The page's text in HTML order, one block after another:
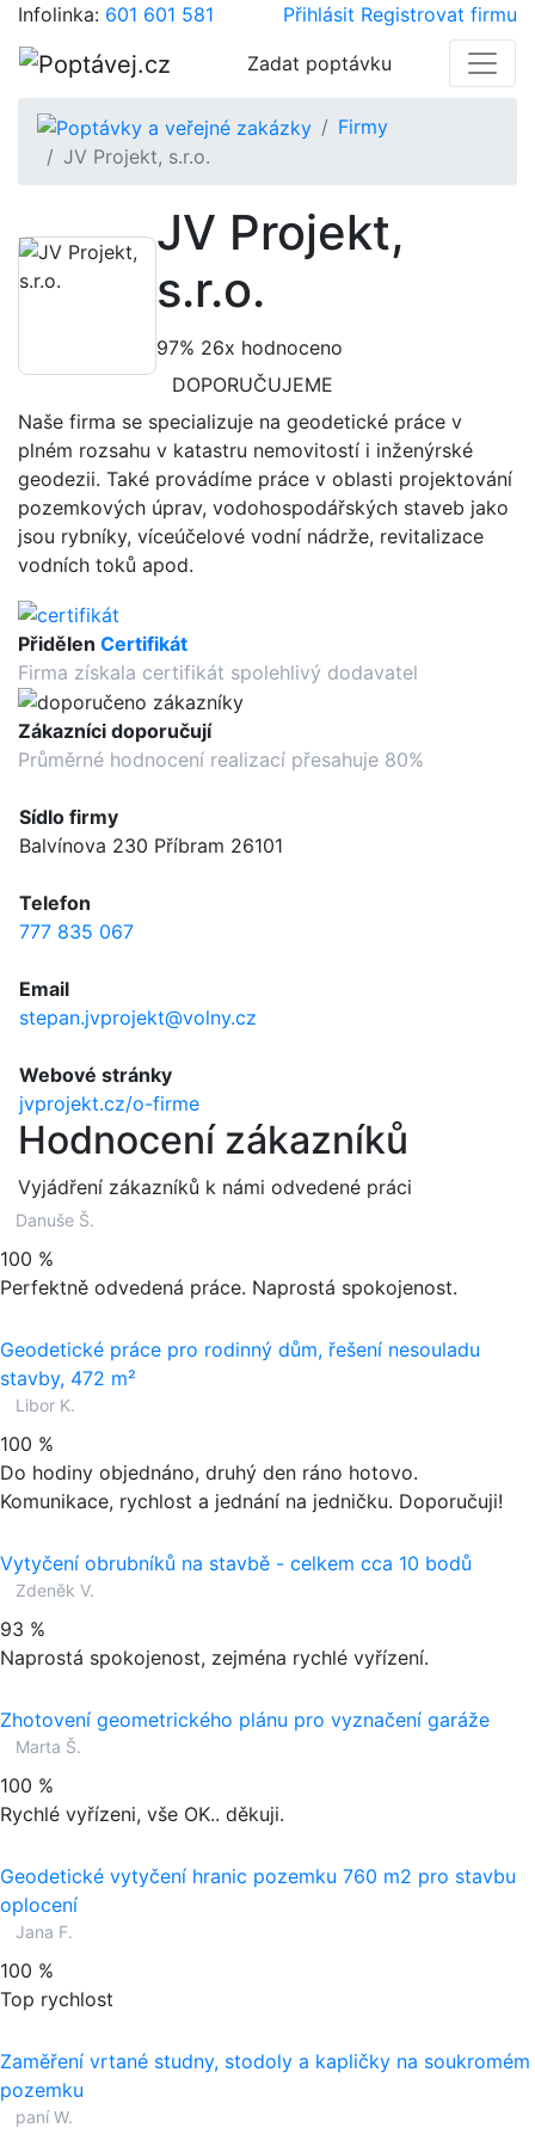
Infolinka: 601 601 581 Přihlásit Registrovat firmu
Zadat poptávku
Firmy
JV Projekt, s.r.o.
JV Projekt,
s.r.o.
97% 26x hodnoceno
DOPORUČUJEME
Naše firma se specializuje na geodetické práce v
plném rozsahu v katastru nemovitostí i inženýrské
geodezii. Také provádíme práce v oblasti projektování
pozemkových úprav, vodohospodářských staveb jako
jsou rybníky, víceúčelové vodní nádrže, revitalizace
vodních toků apod.
Přidělen Certifikát
Firma získala certifikát spolehlivý dodavatel
Zákazníci doporučují
Průměrné hodnocení realizací přesahuje 80%
Sídlo firmy
Balvínova 230 Příbram 26101
Telefon
777 835 067
Email
stepan.jvprojekt@volny.cz
Webové stránky
jvprojekt.cz/o-firme
Hodnocení zákazníků
Vyjádření zákazníků k námi odvedené práci
Danuše Š.
100 %
Perfektně odvedená práce. Naprostá spokojenost.
Geodetické práce pro rodinný dům, řešení nesouladu
stavby, 472 m²
Libor K.
100 %
Do hodiny objednáno, druhý den ráno hotovo.
Komunikace, rychlost a jednání na jedničku. Doporučuji!
Vytyčení obrubníků na stavbě - celkem cca 10 bodů
Zdeněk V.
93 %
Naprostá spokojenost, zejména rychlé vyřízení.
Zhotovení geometrického plánu pro vyznačení garáže
Marta Š.
100 %
Rychlé vyřízeni, vše OK.. děkuji.
Geodetické vytyčení hranic pozemku 760 m2 pro stavbu
oplocení
Jana F.
100 %
Top rychlost
Zaměření vrtané studny, stodoly a kapličky na soukromém
pozemku
paní W.